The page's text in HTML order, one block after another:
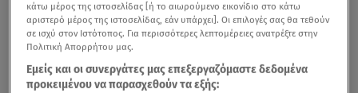
κάτω μέρος της ιστοσελίδας [ή το αιωρούμενο εικονίδιο στο κάτω
αριστερό μέρος της ιστοσελίδας, εάν υπάρχει]. Οι επιλογές σας θα τεθούν
σε ισχύ στον Ιστότοπος. Για περισσότερες λεπτομέρειες ανατρέξτε στην
Πολιτική Απορρήτου μας.
Εμείς και οι συνεργάτες μας επεξεργαζόμαστε δεδομένα
προκειμένου να παρασχεθούν τα εξής: